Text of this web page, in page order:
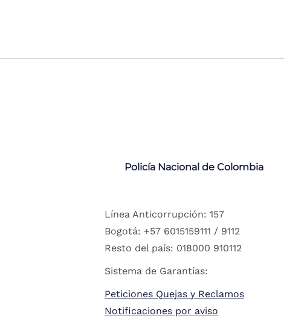
Policía Nacional de Colombia
Línea Anticorrupción: 157
Bogotá: +57 6015159111 / 9112
Resto del país: 018000 910112
Sistema de Garantías:
Peticiones Quejas y Reclamos
Notificaciones por aviso